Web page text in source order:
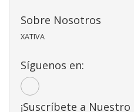
Sobre Nosotros
XATIVA
Síguenos en:
¡Suscríbete a